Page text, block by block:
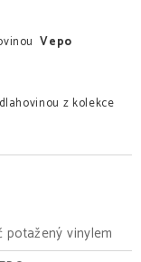
Vepo
z kolekce
potažený vinylem